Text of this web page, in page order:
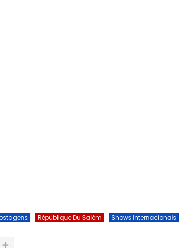
République Du Salém Shows Internacionais